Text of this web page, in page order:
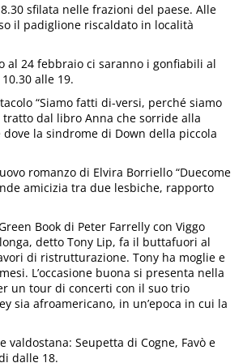
sfilata nelle frazioni del paese. Alle
il padiglione riscaldato in località
al 24 febbraio ci saranno i gonfiabili al
alle 19.
“Siamo fatti di-versi, perché siamo
tratto dal libro Anna che sorride alla
la sindrome di Down della piccola
romanzo di Elvira Borriello “Duecome
amicizia tra due lesbiche, rapporto
Book di Peter Farrelly con Viggo
detto Tony Lip, fa il buttafuori al
di ristrutturazione. Tony ha moglie e
L’occasione buona si presenta nella
un tour di concerti con il suo trio
sia afroamericano, in un’epoca in cui la
Seupetta di Cogne, Favò e
dalle 18.